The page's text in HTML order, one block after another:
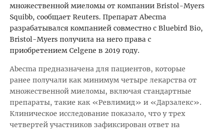
множественной миеломы от компании Bristol-Myers
Squibb, сообщает Reuters. Препарат Abecma
разрабатывался компанией совместно с Bluebird Bio,
Bristol-Myers получила на него права с
приобретением Celgene в 2019 году.
Abecma предназначена для пациентов, которые
ранее получали как минимум четыре лекарства от
множественной миеломы, включая стандартные
препараты, такие как «Ревлимид» и «Дарзалекс».
Клиническое исследование показало, что у трех
четвертей участников зафиксирован ответ на